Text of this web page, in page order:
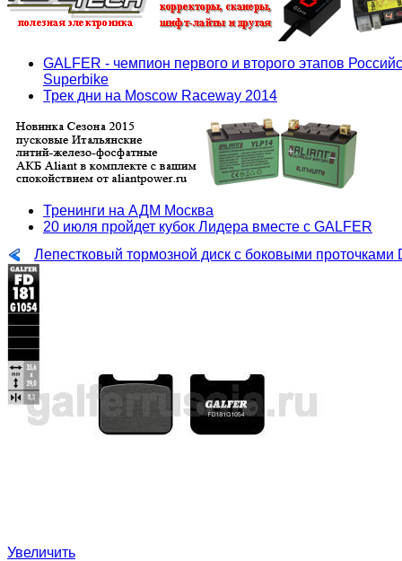
GALFER - чемпион первого и второго этапов
Superbike
Трек дни на Moscow Raceway 2014
Тренинги на АДМ Москва
20 июля пройдет кубок Лидера вместе с GALFER
Лепестковый тормозной диск с боковыми проточками
Увеличить